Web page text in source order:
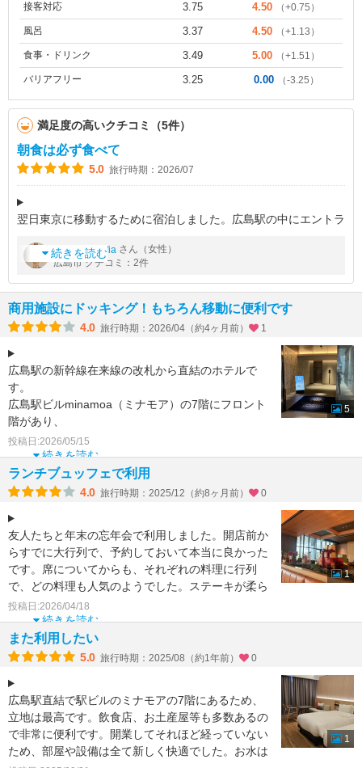
接客対応 3.75 4.50 （+0.75）
風呂 3.37 4.50 （+1.13）
食事・ドリンク 3.49 5.00 （+1.51）
バリアフリー 3.25 0.00 （-3.25）
満足度の高いクチコミ（5件）
朝食は必ず食べて
5.0 旅行時期：2026/07
翌日東京に移動するために宿泊しました。広島駅の中にエントラ
インもアウトもセルフで簡単。楽しみにしていた朝食は食べきれ
ないほど美味しいものが沢山
続きを読む
bysachi_sofia さん（女性）
広島市 クチコミ：2件
商用施設にドッキング！もちろん移動に便利です
4.0 旅行時期：2026/04（約4ヶ月前） 1
広島駅の新幹線在来線の改札から直結のホテルで
す。
広島駅ビルminamoa（ミナモア）の7階にフロント
階があり、
直通のエレベーターでフロント階に移動できます。
7階のフロアはミナモアに繋がって
続きを読む
投稿日:2026/05/15
5
ランチブュッフェで利用
4.0 旅行時期：2025/12（約8ヶ月前） 0
友人たちと年末の忘年会で利用しました。開店前か
らすでに大行列で、予約しておいて本当に良かった
です。席についてからも、それぞれの料理に行列
で、どの料理も人気のようでした。ステーキが柔ら
かくて特に美味しく
続きを読む
投稿日:2026/04/18
1
また利用したい
5.0 旅行時期：2025/08（約1年前） 0
広島駅直結で駅ビルのミナモアの7階にあるため、
立地は最高です。飲食店、お土産屋等も多数あるの
で非常に便利です。開業してそれほど経っていない
ため、部屋や設備は全て新しく快適でした。お水は
1